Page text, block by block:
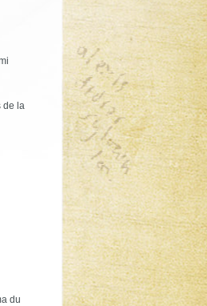
de la
du